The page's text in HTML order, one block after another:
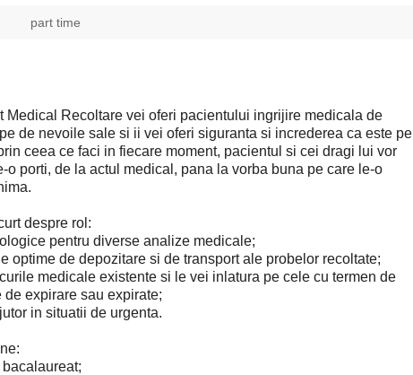
part time
Medical Recoltare vei oferi pacientului ingrijire medicala de
de nevoile sale si ii vei oferi siguranta si increderea ca este pe
ceea ce faci in fiecare moment, pacientul si cei dragi lui vor
o porti, de la actul medical, pana la vorba buna pe care le-o
despre rol:
pentru diverse analize medicale;
optime de depozitare si de transport ale probelor recoltate;
medicale existente si le vei inlatura pe cele cu termen de
expirare sau expirate;
in situatii de urgenta.